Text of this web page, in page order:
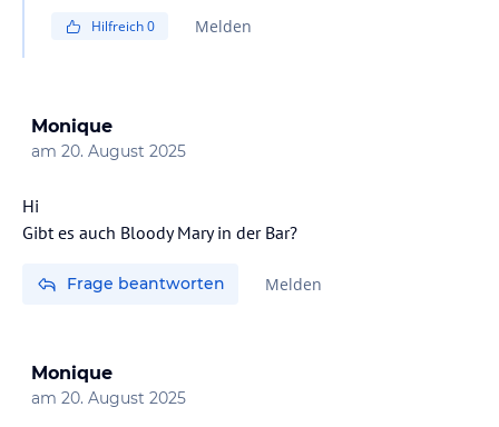
einen Aufpreis kosten soll, wird nirgends erwähnt.
Hilfreich0 Melden
Monique
am 20. August 2025
Hi
Gibt es auch Bloody Mary in der Bar?
Frage beantworten Melden
Monique
am 20. August 2025